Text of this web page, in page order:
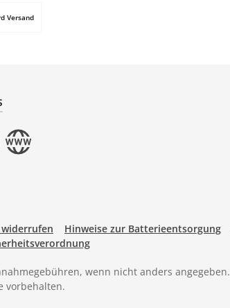
Versand
Website
Hinweise zur Batterieentsorgung
wenn nicht anders angegeben.
vorbehalten.